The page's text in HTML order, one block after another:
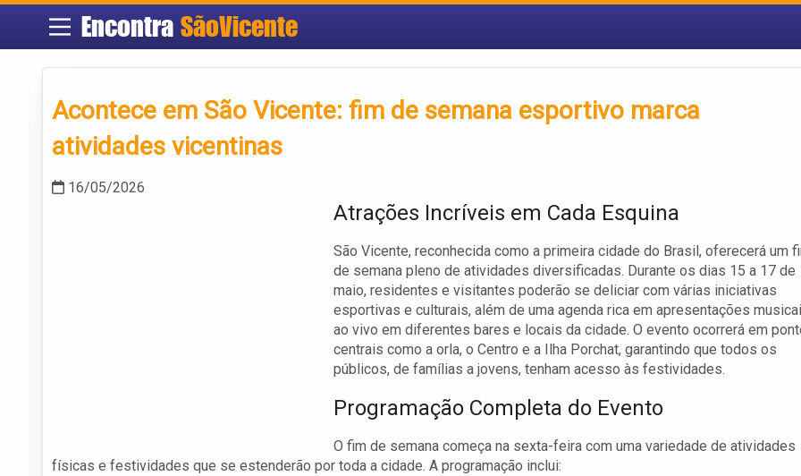
Encontra SãoVicente
Acontece em São Vicente: fim de semana esportivo marca
atividades vicentinas
16/05/2026
Atrações Incríveis em Cada Esquina
São Vicente, reconhecida como a primeira cidade do Brasil, oferecerá um
de semana pleno de atividades diversificadas. Durante os dias 15 a 17 de
maio, residentes e visitantes poderão se deliciar com várias iniciativas
esportivas e culturais, além de uma agenda rica em apresentações
ao vivo em diferentes bares e locais da cidade. O evento ocorrerá em
centrais como a orla, o Centro e a Ilha Porchat, garantindo que todos os
públicos, de famílias a jovens, tenham acesso às festividades.
Programação Completa do Evento
O fim de semana começa na sexta-feira com uma variedade de atividades
físicas e festividades que se estenderão por toda a cidade. A programação inclui: